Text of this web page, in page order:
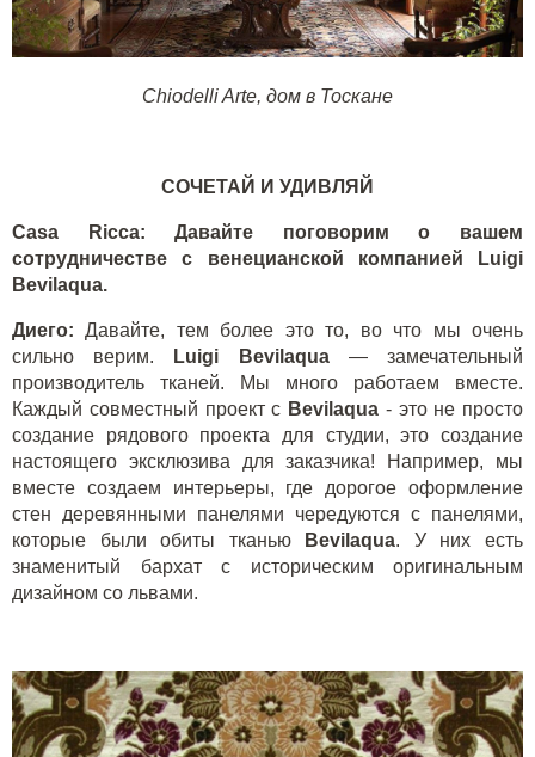
Сhiodelli Arte, дом в Тоскане
СОЧЕТАЙ И УДИВЛЯЙ
Casa Ricca: Давайте поговорим о вашем
сотрудничестве с венецианской компанией Luigi
Bevilaqua.
Диего:Давайте, тем более это то, во что мы очень
сильно верим.
Luigi Bevilaqua
— замечательный
производитель тканей. Мы много работаем вместе.
Каждый совместный проект с Bevilaqua - это не просто
создание рядового проекта для студии, это создание
настоящего эксклюзива для заказчика! Например, мы
вместе создаем интерьеры, где дорогое оформление
стен деревянными панелями чередуются с панелями,
которые были обиты тканью
Bevilaqua. У них есть
знаменитый бархат с историческим оригинальным
дизайном со львами.